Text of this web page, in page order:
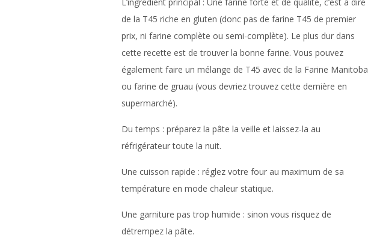
L’ingrédient principal : Une farine forte et de qualité, c’est à dire
de la T45 riche en gluten (donc pas de farine T45 de premier
prix, ni farine complète ou semi-complète). Le plus dur dans
cette recette est de trouver la bonne farine. Vous pouvez
également faire un mélange de T45 avec de la Farine Manitoba
ou farine de gruau (vous devriez trouvez cette dernière en
supermarché).
Du temps : préparez la pâte la veille et laissez-la au
réfrigérateur toute la nuit.
Une cuisson rapide : réglez votre four au maximum de sa
température en mode chaleur statique.
Une garniture pas trop humide : sinon vous risquez de
détrempez la pâte.